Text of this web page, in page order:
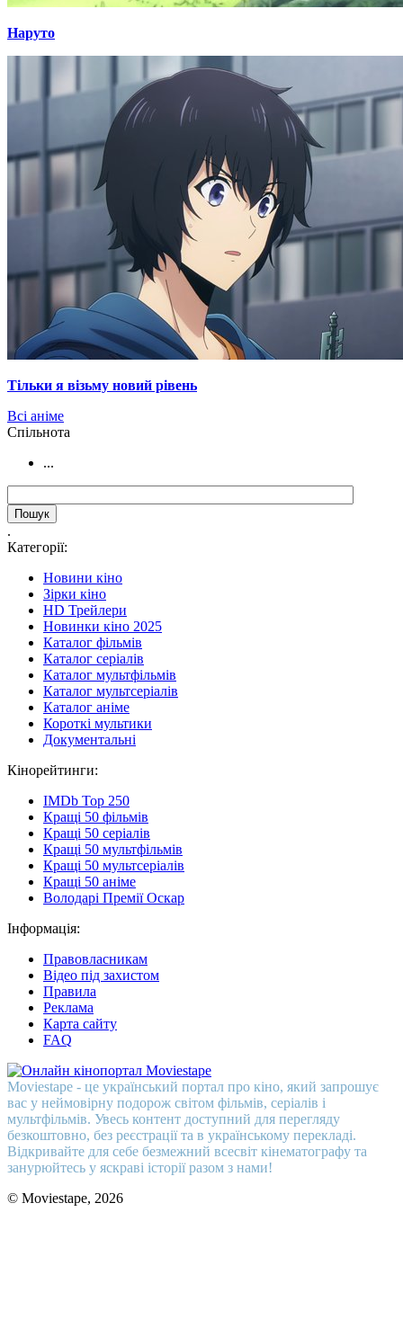
Наруто
Тільки я візьму новий рівень
Всі аніме
Cпільнота
...
.
Категорії:
Новини кіно
Зірки кіно
HD Трейлери
Новинки кіно 2025
Каталог фільмів
Каталог серіалів
Каталог мультфільмів
Каталог мультсеріалів
Каталог аніме
Короткі мультики
Документальні
Кінорейтинги:
IMDb Top 250
Кращі 50 фільмів
Кращі 50 серіалів
Кращі 50 мультфільмів
Кращі 50 мультсеріалів
Кращі 50 аніме
Володарі Премії Оскар
Інформація:
Правовласникам
Відео під захистом
Правила
Реклама
Карта сайту
FAQ
Moviestape - це український портал про кіно, який запрошує
вас у неймовірну подорож світом фільмів, серіалів і
мультфільмів. Увесь контент доступний для перегляду
безкоштовно, без реєстрації та в українському перекладі.
Відкривайте для себе безмежний всесвіт кінематографу та
занурюйтесь у яскраві історії разом з нами!
© Moviestape, 2026